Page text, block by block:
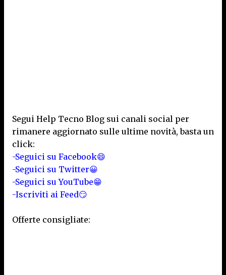
Segui Help Tecno Blog sui canali social per
rimanere aggiornato sulle ultime novità, basta un
click:
-Seguici su Facebook😄
-Seguici su Twitter😀
-Seguici su YouTube😁
-Iscriviti ai Feed😏
Offerte consigliate: